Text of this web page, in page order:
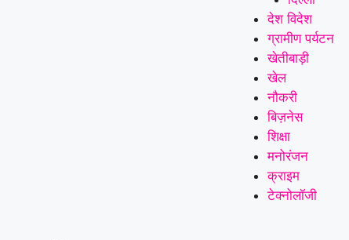
देश विदेश
ग्रामीण पर्यटन
खेतीबाड़ी
खेल
नौकरी
बिज़नेस
शिक्षा
मनोरंजन
क्राइम
टेक्नोलॉजी